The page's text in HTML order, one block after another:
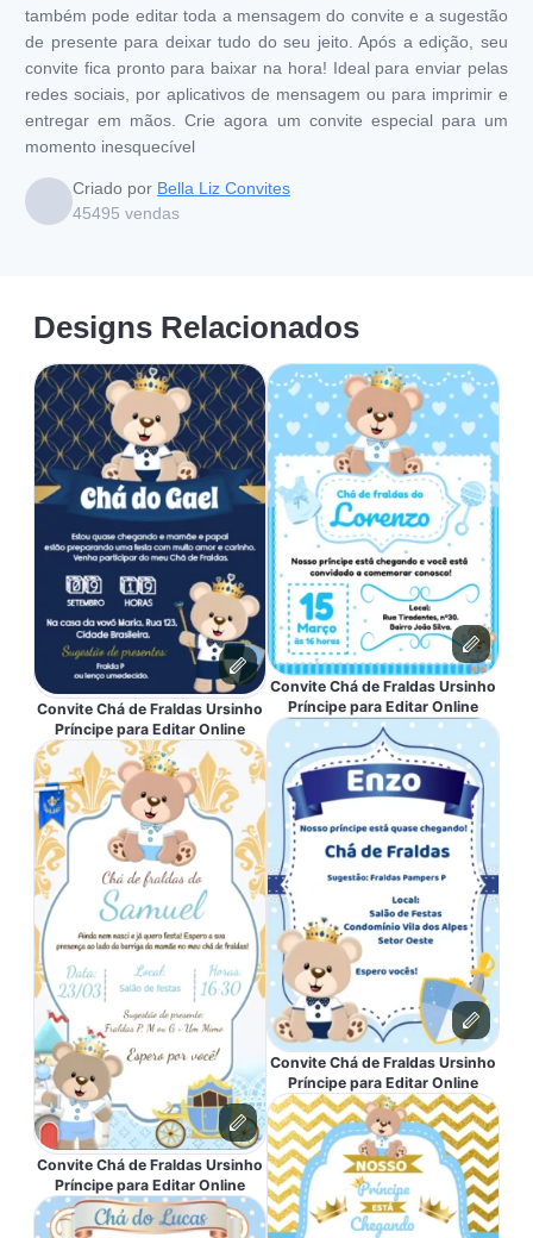
também pode editar toda a mensagem do convite e a sugestão
de presente para deixar tudo do seu jeito. Após a edição, seu
convite fica pronto para baixar na hora! Ideal para enviar pelas
redes sociais, por aplicativos de mensagem ou para imprimir e
entregar em mãos. Crie agora um convite especial para um
momento inesquecível
Criado por Bella Liz Convites
45495 vendas
Designs Relacionados
Convite Chá de Fraldas Ursinho
Príncipe para Editar Online
Convite Chá de Fraldas Ursinho
Príncipe para Editar Online
Convite Chá de Fraldas Ursinho
Príncipe para Editar Online
Convite Chá de Fraldas Ursinho
Príncipe para Editar Online